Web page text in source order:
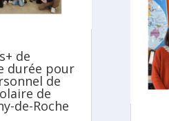
de
durée pour
de
de
de-Roche